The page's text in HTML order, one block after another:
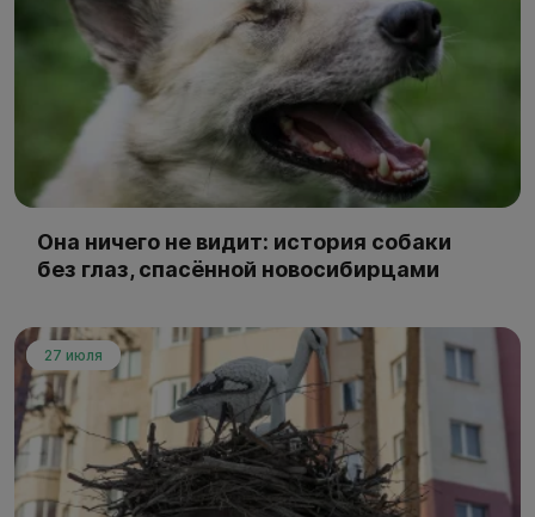
Она ничего не видит: история собаки
без глаз, спасённой новосибирцами
27 июля